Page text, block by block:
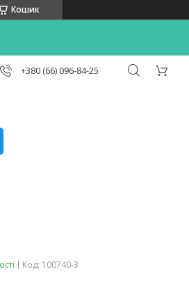
Кошик
+380 (66) 096-84-25
Код: 100740-3